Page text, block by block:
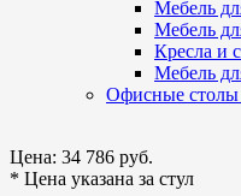
Мебель
Мебель
Кресла и
Мебель
Офисные столы
Цена: 34 786 руб.
* Цена указана за стул